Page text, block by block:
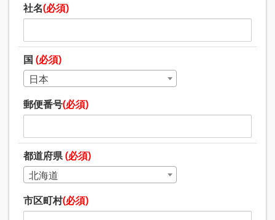
社名(必須)
国 (必須)
日本
郵便番号(必須)
都道府県(必須)
北海道
市区町村(必須)